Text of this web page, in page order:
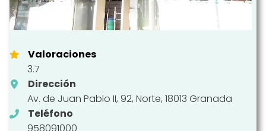
Valoraciones
3.7
Dirección
Av. de Juan Pablo II, 92, Norte, 18013 Granada
Teléfono